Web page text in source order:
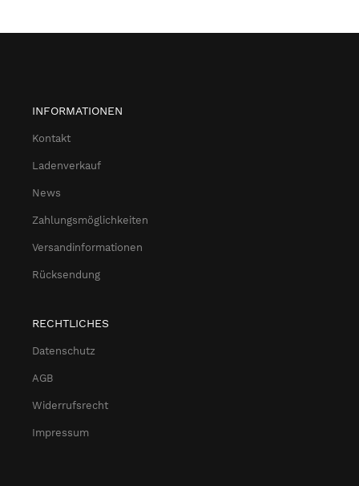
INFORMATIONEN
Kontakt
Ladenverkauf
News
Zahlungsmöglichkeiten
Versandinformationen
Rücksendung
RECHTLICHES
Datenschutz
AGB
Widerrufsrecht
Impressum